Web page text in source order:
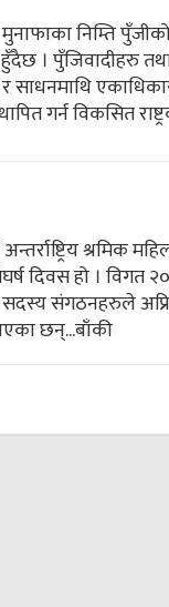
निम्ति
हुँदैछ । पुँजिवादीहरु
र साधनमाथि
गर्न विकसित
श्रमिक
दिवस हो । विगत
सदस्य संगठनहरुले
छन्...बाँकी